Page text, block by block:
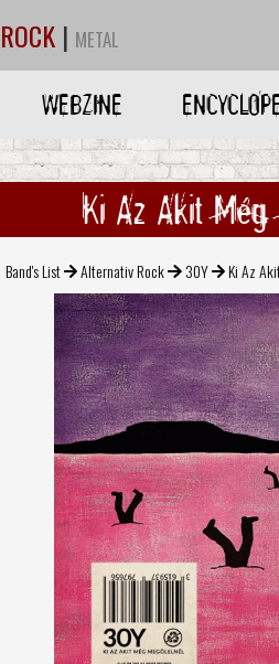
ROCK | METAL
WEBZINE
Ki Az Akit
Band's List Alternativ Rock 30Y Ki Az